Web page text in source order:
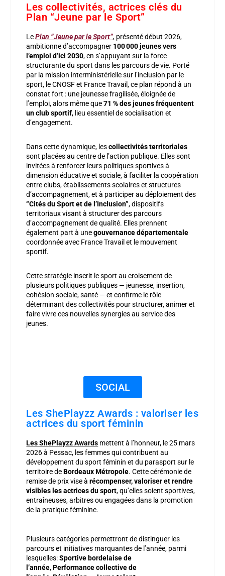
Les collectivités, actrices clés du
Plan “Jeune par le Sport”
LePlan “Jeune par le Sport”, présenté début 2026,
ambitionne d’accompagner 100 000 jeunes vers
l’emploi d’ici 2030, en s’appuyant sur la force
structurante du sport dans les parcours de vie. Porté
par la mission interministérielle sur l’inclusion par le
sport, le CNOSF et France Travail, ce plan répond à un
constat fort : une jeunesse fragilisée, éloignée de
l’emploi, alors même que71 % des jeunes fréquentent
un club sportif, lieu essentiel de socialisation et
d’engagement.
Dans cette dynamique, lescollectivités territoriales
sont placées au centre de l’action publique. Elles sont
invitées à renforcer leurs politiques sportives à
dimension éducative et sociale, à faciliter la coopération
entre clubs, établissements scolaires et structures
d’accompagnement, et à participer au déploiement des
“Cités du Sport et de l’Inclusion”, dispositifs
territoriaux visant à structurer des parcours
d’accompagnement de qualité. Elles prennent
également part à unegouvernance départementale
coordonnée avec France Travail et le mouvement
sportif.
Cette stratégie inscrit le sport au croisement de
plusieurs politiques publiques — jeunesse, insertion,
cohésion sociale, santé — et confirme le rôle
déterminant des collectivités pour structurer, animer et
faire vivre ces nouvelles synergies au service des
jeunes.
SOCIAL
Les ShePlayzz Awards : valoriser les
actrices du sport féminin
Les ShePlayzz Awards mettent à l’honneur, le 25 mars
2026 à Pessac, les femmes qui contribuent au
développement du sport féminin et du parasport sur le
territoire deBordeaux Métropole. Cette cérémonie de
remise de prix vise àrécompenser, valoriser et rendre
visibles les actrices du sport, qu’elles soient sportives,
entraîneuses, arbitres ou engagées dans la promotion
de la pratique féminine.
Plusieurs catégories permettront de distinguer les
parcours et initiatives marquantes de l’année, parmi
lesquelles:Sportive bordelaise de
l’année,Performance collective de